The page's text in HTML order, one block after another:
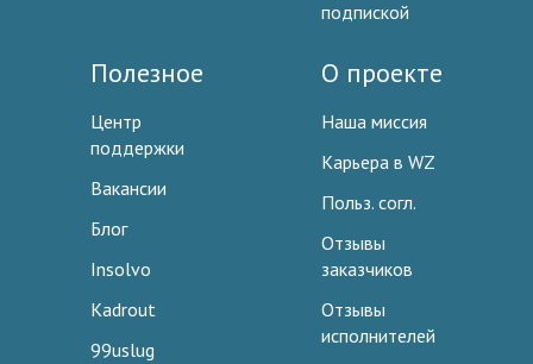
подпиской
Полезное
Центр
поддержки
Вакансии
Блог
Insolvo
Kadrout
99uslug
О проекте
Наша миссия
Карьера в WZ
Польз. согл.
Отзывы
заказчиков
Отзывы
исполнителей